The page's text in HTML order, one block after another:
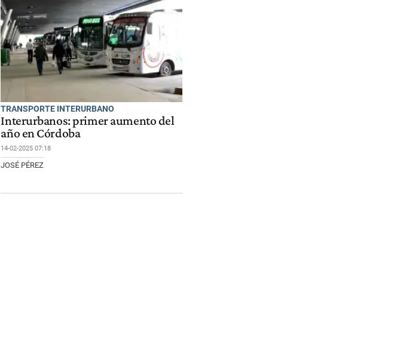
TRANSPORTE INTERURBANO
Interurbanos: primer aumento del
año en Córdoba
14-02-2025 07:18
JOSÉ PÉREZ